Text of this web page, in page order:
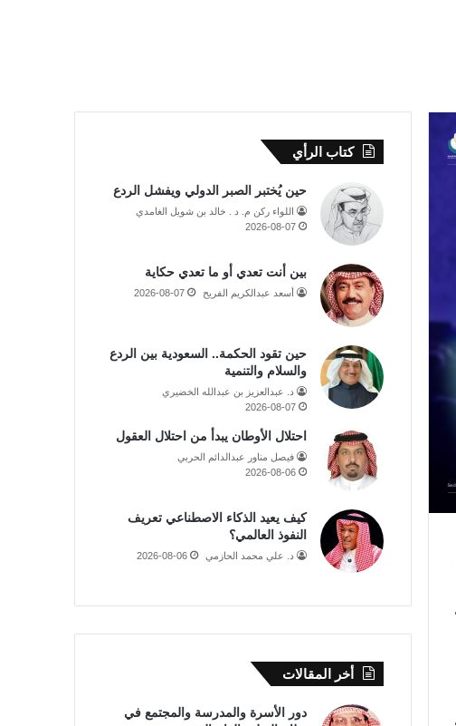
كتاب الرأي
حين يُختبر الصبر الدولي ويفشل الردع
اللواء ركن م. د . خالد بن شويل الغامدي
2026-08-07
بين أنت تعدي أو ما تعدي حكاية
أسعد عبدالكريم الفريح 2026-08-07
حين تقود الحكمة.. السعودية بين الردع
والسلام والتنمية
د. عبدالعزيز بن عبدالله الخضيري
2026-08-07
احتلال الأوطان يبدأ من احتلال العقول
فيصل مناور عبدالدائم الحربي
2026-08-06
كيف يعيد الذكاء الاصطناعي تعريف
النفوذ العالمي؟
د. علي محمد الحازمي 2026-08-06
أخر المقالات
دور الأسرة والمدرسة والمجتمع في